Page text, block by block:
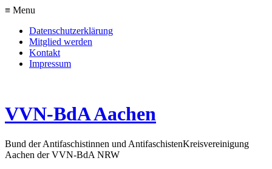
≡ Menu
Datenschutzerklärung
Mitglied werden
Kontakt
Impressum
VVN-BdA Aachen
Bund der Antifaschistinnen und AntifaschistenKreisvereinigung
Aachen der VVN-BdA NRW